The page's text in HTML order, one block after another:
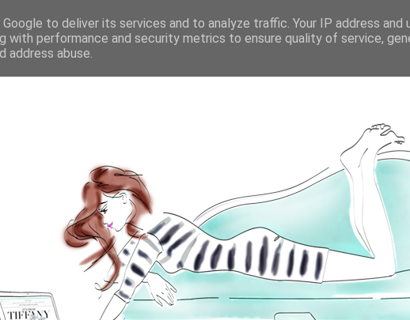
to deliver its services and to analyze traffic. Your IP address and
with performance and security metrics to ensure quality of service,
abuse.